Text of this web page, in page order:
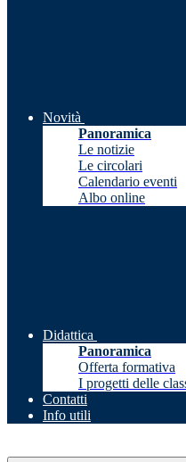
Novità
Panoramica
Le notizie
Le circolari
Calendario eventi
Albo online
Didattica
Panoramica
Offerta formativa
I progetti delle
Contatti
Info utili